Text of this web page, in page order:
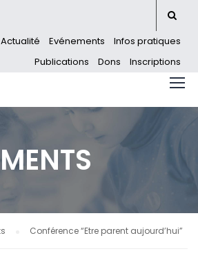
Actualité Evénements
Infos pratiques
Publications
Dons Inscriptions
Conférence “Etre parent aujourd’hui”